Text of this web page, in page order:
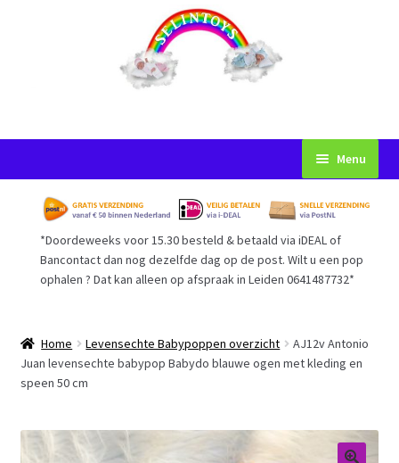
naar
navigatie
inhoud
Menu
Startpagina
Voorwaarden
Afrekenen
Gastenboek
Retouren
*Doordeweeks voor 15.30 besteld & betaald via iDEAL of
Bancontact dan nog dezelfde dag op de post. Wilt u een pop
ophalen ? Dat kan alleen op afspraak in Leiden 0641487732*
Home Levensechte Babypoppen overzicht
AJ12v Antonio
Juan levensechte babypop Babydo blauwe ogen met kleding en
speen 50 cm